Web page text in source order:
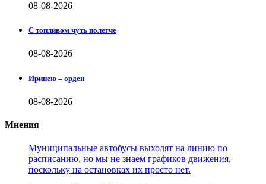
08-08-2026
С топливом чуть полегче
08-08-2026
Иринею – орден
08-08-2026
Мнения
Муниципальные автобусы выходят на линию по
расписанию, но мы не знаем графиков движения,
поскольку на остановках их просто нет.